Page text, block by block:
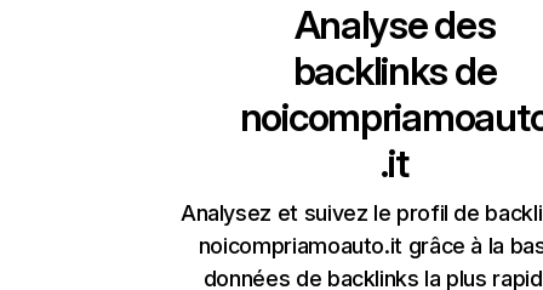
Analyse des
backlinks de
.it
Analysez et suivez le profil de
noicompriamoauto.it grâce à la
données de backlinks la plus